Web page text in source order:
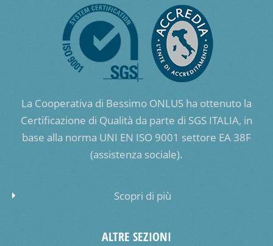
La Cooperativa di Bessimo ONLUS ha ottenuto la
Certificazione di Qualità da parte di SGS ITALIA, in
base alla norma UNI EN ISO 9001 settore EA 38F
(assistenza sociale).
Scopri di più
ALTRE SEZIONI